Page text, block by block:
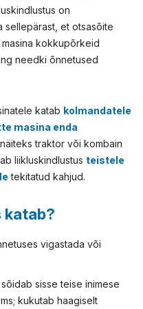
on
sellepärast, et otsasõite
kokkupõrkeid
needki õnnetused
katab kolmandatele
masina enda
traktor või kombain
liikluskindlustus teistele
tekitatud kahjud.
katab?
vigastada või
sisse teise inimese
kukutab haagiselt